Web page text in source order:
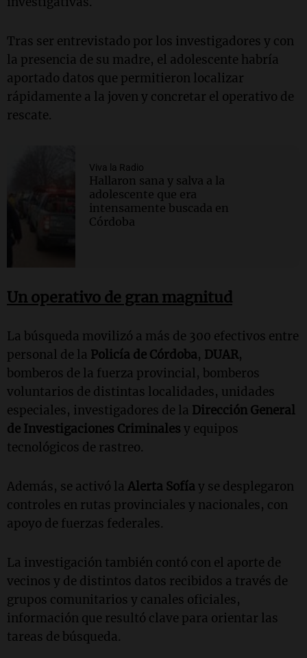
Tras ser entrevistado por los investigadores y con
la presencia de su madre, el adolescente habría
aportado datos que permitieron localizar
rápidamente a la joven y concretar el operativo de
rescate.
Viva la Radio
Hallaron sana y salva a la
adolescente que era
intensamente buscada en
Córdoba
Un operativo de gran magnitud
La búsqueda movilizó a más de 300 efectivos entre
personal de la Policía de Córdoba, DUAR,
bomberos de la fuerza provincial, bomberos
voluntarios de distintas localidades, unidades
especiales, investigadores de la Dirección General
de Investigaciones Criminales y equipos
tecnológicos de rastreo.
Además, se activó la Alerta Sofía y se desplegaron
controles en rutas provinciales y nacionales, con
apoyo de fuerzas federales.
La investigación también contó con el aporte de
vecinos y de distintos datos recibidos a través de
grupos comunitarios y canales oficiales,
información que resultó clave para orientar las
tareas de búsqueda.